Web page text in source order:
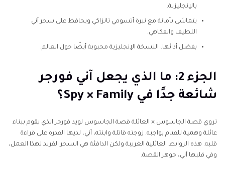
بالإنجليزية.
يتماشى بأمانة مع نبرة أتسومي تانزاكي ويحافظ على سحر آني
اللطيف والفكاهي.
بفضل أدائها، النسخة الإنجليزية محبوبة أيضًا حول العالم.
الجزء 2: ما الذي يجعل آني فورجر
شائعة جدًا في Spy × Family؟
تروي قصة الجاسوس × العائلة قصة الجاسوس لويد فورجر الذي يقوم ببناء
عائلة وهمية للقيام بواجبه. زوجته قاتلة وابنته، آني، لديها القدرة على قراءة
قلبه. هذه الروابط العائلية الغريبة ولكن الدافئة هي السحر الفريد لهذا العمل،
وفي قلبها آني، جوهر القصة.